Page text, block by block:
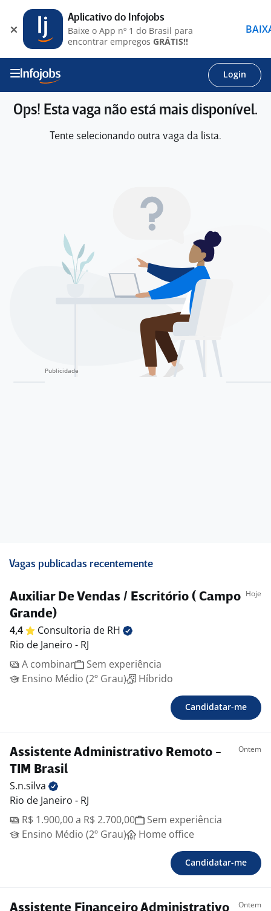
Login
Ops! Esta vaga não está mais disponível.
Tente selecionando outra vaga da lista.
Vagas publicadas recentemente
Auxiliar De Vendas / Escritório ( Campo
Grande)
Hoje
4,4 Consultoria de RH
Rio de Janeiro - RJ
A combinar
Sem experiência
Ensino Médio (2º Grau)
Híbrido
Candidatar-me
Assistente Administrativo Remoto -
TIM Brasil
Ontem
S.n.silva
Rio de Janeiro - RJ
R$ 1.900,00 a R$ 2.700,00
Sem experiência
Ensino Médio (2º Grau)
Home office
Candidatar-me
Assistente Financeiro Administrativo Ontem
Aplicativo do Infojobs
Baixe o App nº 1 do Brasil para
encontrar empregos GRÁTIS!!